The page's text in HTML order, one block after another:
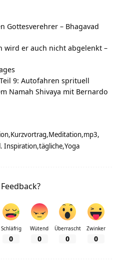
Gottesverehrer – Bhagavad
wird er auch nicht abgelenkt –
9: Autofahren sprituell
Namah Shivaya mit Bernardo
Kurzvortrag Meditation mp3
Inspiration tägliche Yoga
Schläfrig
0
Wütend
0
Überrascht
0
Zwinker
0